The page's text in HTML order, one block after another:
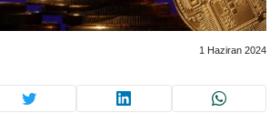
1 Haziran 2024